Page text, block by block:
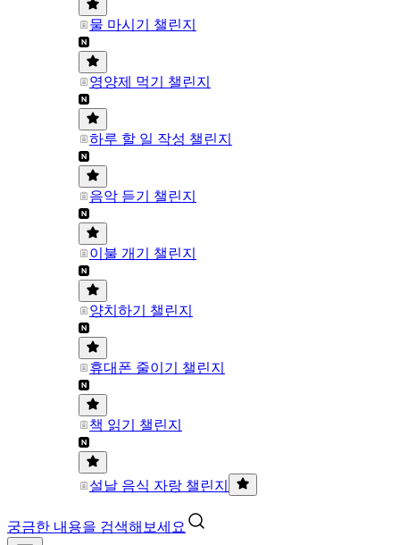
물 마시기 챌린지
영양제 먹기 챌린지
하루 할 일 작성 챌린지
음악 듣기 챌린지
이불 개기 챌린지
양치하기 챌린지
휴대폰 줄이기 챌린지
책 읽기 챌린지
설날 음식 자랑 챌린지
궁금한 내용을 검색해보세요